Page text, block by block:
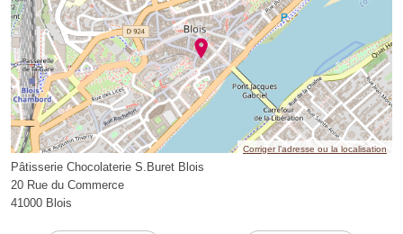
Corriger l’adresse ou la localisation
Pâtisserie Chocolaterie S.Buret Blois
20 Rue du Commerce
41000 Blois